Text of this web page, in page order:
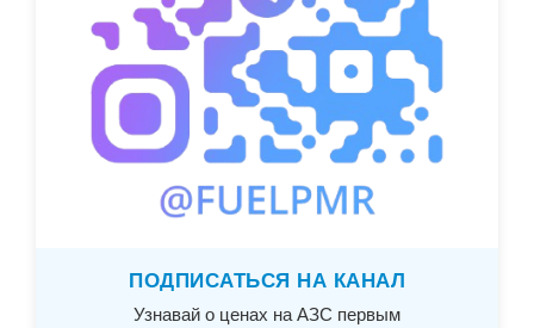
ПОДПИСАТЬСЯ НА КАНАЛ
Узнавай о ценах на АЗС первым